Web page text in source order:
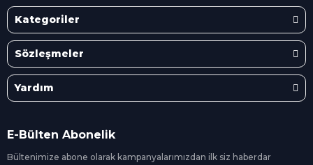
Kategoriler
Sözleşmeler
Yardım
E-Bülten Abonelik
Bültenimize abone olarak kampanyalarımızdan ilk siz haberdar